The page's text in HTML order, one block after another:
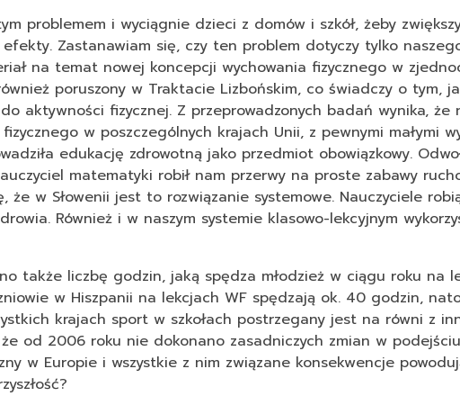
problemem i wyciągnie dzieci z domów i szkół, żeby
Zastanawiam się, czy ten problem dotyczy tylko
na temat nowej koncepcji wychowania fizycznego w
poruszony w Traktacie Lizbońskim, co świadczy o tym,
aktywności fizycznej. Z przeprowadzonych badań wynika, że
w poszczególnych krajach Unii, z pewnymi małymi
edukację zdrowotną jako przedmiot obowiązkowy.
matematyki robił nam przerwy na proste zabawy
w Słowenii jest to rozwiązanie systemowe. Nauczyciele
Również i w naszym systemie klasowo-lekcyjnym
także liczbę godzin, jaką spędza młodzież w ciągu roku na
w Hiszpanii na lekcjach WF spędzają ok. 40 godzin,
krajach sport w szkołach postrzegany jest na równi z
od 2006 roku nie dokonano zasadniczych zmian w
w Europie i wszystkie z nim związane konsekwencje